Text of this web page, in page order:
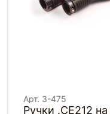
Арт. 3-475
Ручки .CE212